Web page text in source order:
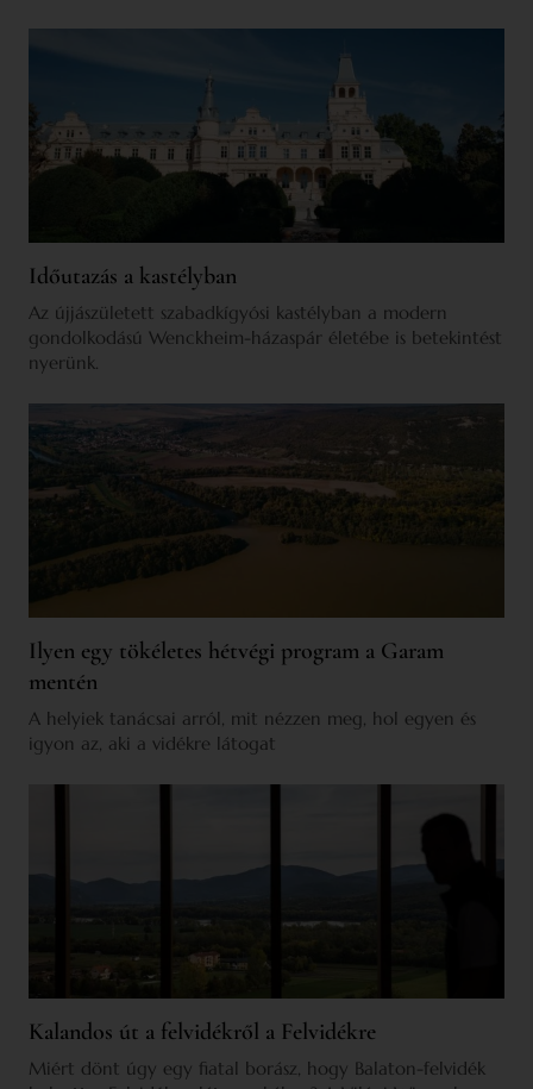
Időutazás a kastélyban
Az újjászületett szabadkígyósi kastélyban a modern
gondolkodású Wenckheim-házaspár életébe is betekintést
nyerünk.
Ilyen egy tökéletes hétvégi program a Garam
mentén
A helyiek tanácsai arról, mit nézzen meg, hol egyen és
igyon az, aki a vidékre látogat
Kalandos út a felvidékről a Felvidékre
Miért dönt úgy egy fiatal borász, hogy Balaton-felvidék